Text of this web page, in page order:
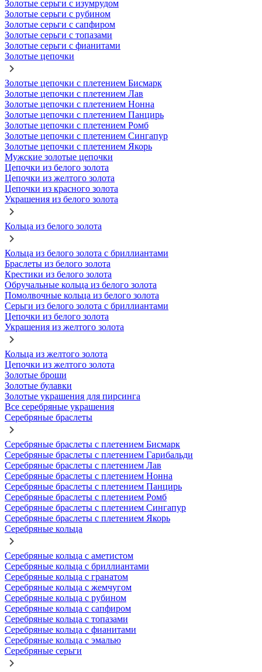
Золотые серьги с изумрудом
Золотые серьги с рубином
Золотые серьги с сапфиром
Золотые серьги с топазами
Золотые серьги с фианитами
Золотые цепочки
Золотые цепочки с плетением Бисмарк
Золотые цепочки с плетением Лав
Золотые цепочки с плетением Нонна
Золотые цепочки с плетением Панцирь
Золотые цепочки с плетением Ромб
Золотые цепочки с плетением Сингапур
Золотые цепочки с плетением Якорь
Мужские золотые цепочки
Цепочки из белого золота
Цепочки из желтого золота
Цепочки из красного золота
Украшения из белого золота
Кольца из белого золота
Кольца из белого золота с бриллиантами
Браслеты из белого золота
Крестики из белого золота
Обручальные кольца из белого золота
Помолвочные кольца из белого золота
Серьги из белого золота с бриллиантами
Цепочки из белого золота
Украшения из желтого золота
Кольца из желтого золота
Цепочки из желтого золота
Золотые броши
Золотые булавки
Золотые украшения для пирсинга
Все серебряные украшения
Серебряные браслеты
Серебряные браслеты с плетением Бисмарк
Серебряные браслеты с плетением Гарибальди
Серебряные браслеты с плетением Лав
Серебряные браслеты с плетением Нонна
Серебряные браслеты с плетением Панцирь
Серебряные браслеты с плетением Ромб
Серебряные браслеты с плетением Сингапур
Серебряные браслеты с плетением Якорь
Серебряные кольца
Серебряные кольца с аметистом
Серебряные кольца с бриллиантами
Серебряные кольца с гранатом
Серебряные кольца с жемчугом
Серебряные кольца с рубином
Серебряные кольца с сапфиром
Серебряные кольца с топазами
Серебряные кольца с фианитами
Серебряные кольца с эмалью
Серебряные серьги